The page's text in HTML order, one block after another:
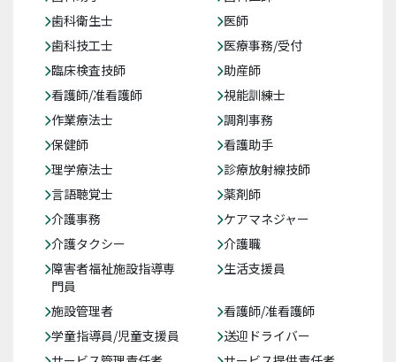
歯科衛生士
医師
歯科技工士
医療事務/受付
臨床検査技師
助産師
看護師/准看護師
視能訓練士
作業療法士
調剤事務
保健師
看護助手
理学療法士
診療放射線技師
言語聴覚士
薬剤師
介護事務
ケアマネジャー
介護タクシー
介護職
障害者福祉施設指導専
門員
生活支援員
施設管理者
看護師/准看護師
学童指導員/児童支援員
送迎ドライバー